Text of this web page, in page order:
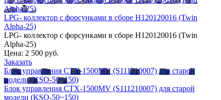
Alpha-25)
LPG- коллектор с форсунками в сборе H120120016 (Twin
Alpha-25)
LPG- коллектор с форсунками в сборе H120120016 (Twin
Alpha-25)
Цена: 2 500 руб.
Заказать
Блок управления CTX-1500MV (S111210007) для старой
модели (KSO-50~150)
Блок управления CTX-1500MV (S111210007) для старой
модели (KSO-50~150)